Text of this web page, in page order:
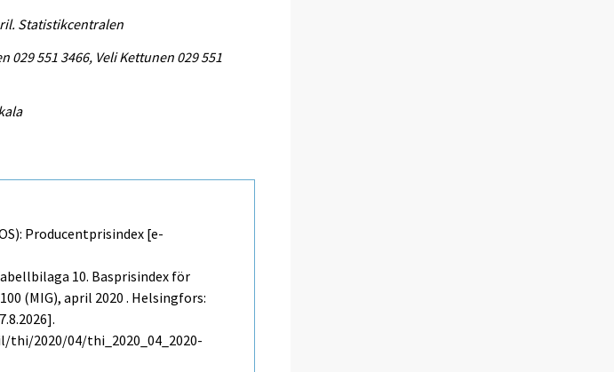
Statistikcentralen
551 3466, Veli Kettunen 029 551
Producentprisindex [e-
10. Basprisindex för
(MIG), april 2020 . Helsingfors:
2020/04/thi_2020_04_2020-